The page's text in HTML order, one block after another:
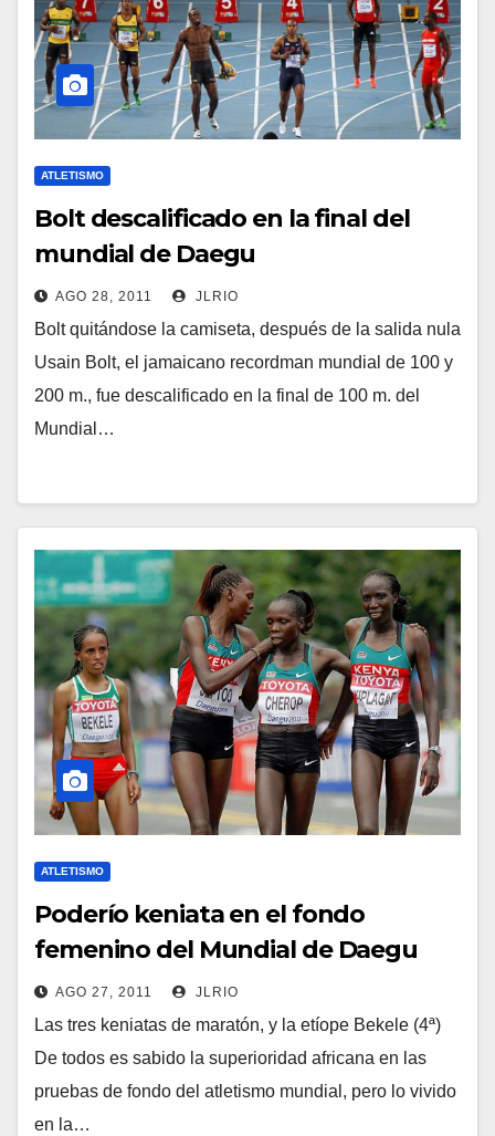
ATLETISMO
Bolt descalificado en la final del
mundial de Daegu
AGO 28, 2011 JLRIO
Bolt quitándose la camiseta, después de la salida nula
Usain Bolt, el jamaicano recordman mundial de 100 y
200 m., fue descalificado en la final de 100 m. del
Mundial…
ATLETISMO
Poderío keniata en el fondo
femenino del Mundial de Daegu
AGO 27, 2011 JLRIO
Las tres keniatas de maratón, y la etíope Bekele (4ª)
De todos es sabido la superioridad africana en las
pruebas de fondo del atletismo mundial, pero lo vivido
en la…